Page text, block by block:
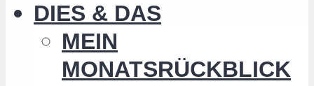
DIES & DAS
MEIN
MONATSRÜCKBLICK